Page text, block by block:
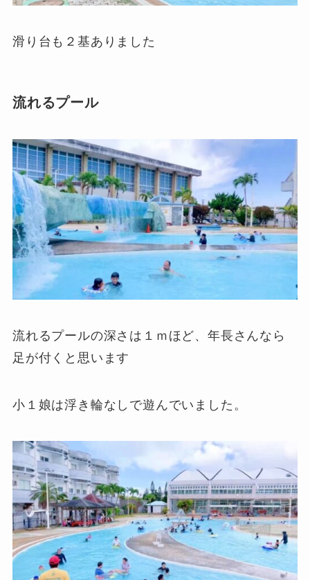
滑り台も２基ありました
流れるプール
流れるプールの深さは１ｍほど、年長さんなら
足が付くと思います
小１娘は浮き輪なしで遊んでいました。